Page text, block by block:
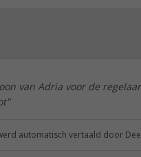
van Adria voor de
automatisch vertaald door